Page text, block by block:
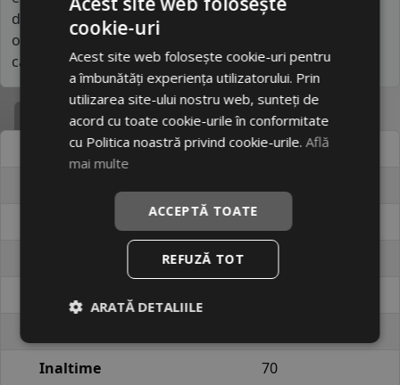
din listă, se apropie mai mult de segmentul mediu,
oferind performanțe superioare și standarde de
calitate ridicate.
Specificatii
Atribut
Valoare
6959956746781
LINGLONG
Inaltime
70
cookie-uri
Acest site web folosește cookie-uri pentru
a îmbunătăți experiența utilizatorului. Prin
utilizarea site-ului nostru web, sunteți de
acord cu toate cookie-urile în conformitate
cu Politica noastră privind cookie-urile.Află
mai multe
ACCEPTĂ TOATE
REFUZĂ TOT
ARATĂ DETALIILE